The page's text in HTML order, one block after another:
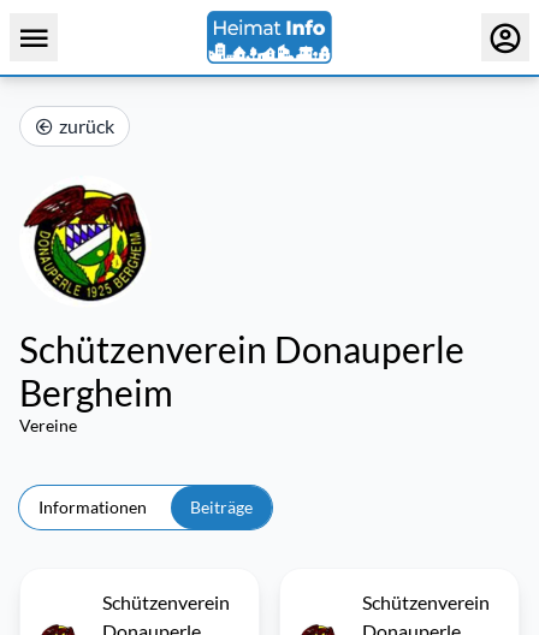
zurück
Schützenverein Donauperle
Bergheim
Vereine
Informationen Beiträge
Schützenverein
Schützenverein